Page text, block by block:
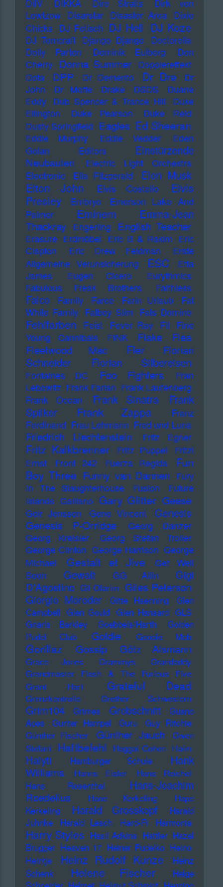
DiIV DIKKA Dire Straits
Dirk von
Lowtzow
Disarstar Disaster Area
Dixie
Chicks DJ Fetisch DJ Hell DJ Koze
DJ Tomcraft Django Django
Doctorella
Dolly Parton
Dominik Eulberg
Don
Cherry Donna Summer Dopplereffekt
Dota
DPP Dr Demento Dr Dre
Dr
John
Dr Motte Drake DSDS
Duane
Eddy
Dub Spencer & Trance Hill
Duke
Ellington
Duke Pearson
Duke Reid
Dusty Springfield Eagles Ed Sheeran
Eddie Murphy Eddie Vedder
Eden
Golan
Editors
Einstürzende
Neubauten
Electric Light Orchestra
Electronic
Ella Fitzgerald Elon Musk
Elton John Elvis Costello
Elvis
Presley
Embryo
Emerson Lake And
Palmer
Eminem
Emma-Jean
Thackray
Engerling English Teacher
Erasure Erdmöbel Eric B & Rakim Eric
Clapton
Eric Drew Feldman
Erste
Allgemeine Verunsicherung
ESC
Etta
James
Eugen Cicero
Eurythmics
Fabulous Freak Brothers
Faithless
Falco Family Farce Farin Urlaub
Fat
White Family Fatboy Slim Fats Domino
Fehlfarben Feist Fever Ray Fil
Fine
Young Cannibals
FINK Flake
Flea
Fleetwood Mac
Fler
Florian
Schneider
Florian Silbereisen
Fontaines DC Foo Fighters
Fran
Lebowitz Frank Farian Frank Laufenberg
Frank Ocean
Frank Sinatra
Frank
Spilker
Frank Zappa
Franz
Ferdinand Frau Lehmann Fred und Luna
Friedrich Liechtenstein Fritz Egner
Fritz Kalkbrenner Fritz Puppel
Fritzi
Ernst
Front 242 Fuerza Regida
Fun
Boy Three Funny van Dannen Fury
In The Slaughterhouse
Fusion
Future
Islands Galliano Gary Glitter Geese
Geir Jenssen Gene Vincent
Genesis
Genesis P-Orridge
Georg Danzer
Georg Kreisler
Georg Stefan Troller
George Clinton George Harrison George
Michael
Gestalt et Jive
Get Well
Soon
Gewalt GG Allin
Gigi
D'Agostino Gil Ofarim Giles Peterson
Giorgio Moroder
Gitte Haenning
Glen
Campbell Glen Gould Glen Hansard GLS
Gnarls Barkley
Goebbels/Harth
Golden
Pudel Club
Goldie Goodie Mob
Gorillaz Gossip Götz Alsmann
Grace Jones Grammys
Grandaddy
Grandmaster Flash & The Furious Five
Grant Hart
Grateful Dead
Grenzkontrolle Grether Schwestern
Grim104 Grimes Grobschnitt
Guano
Apes
Gunter Hampel Guru
Guy Ritchie
Günther Fischer
Günther Jauch
Gwen
Stefani Haftbefehl Haggai Cohen Haim
Haiyti Hamburger Schule
Hank
Williams
Hanns Eisler
Hans Reichel
Hans Rosenthal
Hans-Joachim
Roedelius
Haoe Kerkeling
Hape
Kerkeling
Harald Grosskopf
Harald
Juhnke
Harald Lesch Hard-Fi Harmonia
Harry Styles Hasil Adkins Hattler Hazel
Brugger Heaven 17 Heiner Pudelko Heino
Heintje
Heinz Rudolf Kunze
Heinz
Schenk
Helene Fischer
Helge